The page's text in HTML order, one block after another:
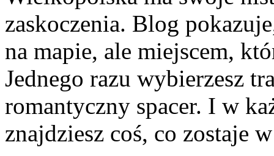
zaskoczenia. Blog
na mapie, ale miejscem,
Jednego razu wybierzesz
romantyczny spacer. I w
znajdziesz coś, co zostaje